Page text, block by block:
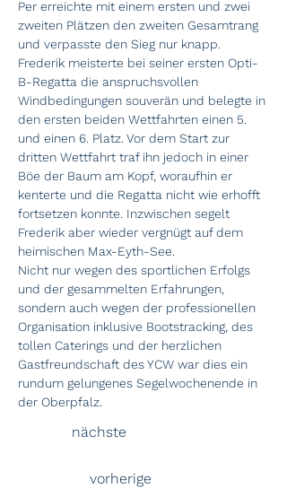
Per erreichte mit einem ersten und zwei
zweiten Plätzen den zweiten Gesamtrang
und verpasste den Sieg nur knapp.
Frederik meisterte bei seiner ersten Opti-
B-Regatta die anspruchsvollen
Windbedingungen souverän und belegte in
den ersten beiden Wettfahrten einen 5.
und einen 6. Platz. Vor dem Start zur
dritten Wettfahrt traf ihn jedoch in einer
Böe der Baum am Kopf, woraufhin er
kenterte und die Regatta nicht wie erhofft
fortsetzen konnte. Inzwischen segelt
Frederik aber wieder vergnügt auf dem
heimischen Max-Eyth-See.
Nicht nur wegen des sportlichen Erfolgs
und der gesammelten Erfahrungen,
sondern auch wegen der professionellen
Organisation inklusive Bootstracking, des
tollen Caterings und der herzlichen
Gastfreundschaft des YCW war dies ein
rundum gelungenes Segelwochenende in
der Oberpfalz.
nächste
vorherige